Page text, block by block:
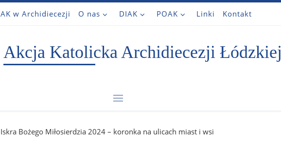
AK w Archidiecezji O nas DIAK POAK Linki Kontakt
Akcja Katolicka Archidiecezji Łódzkiej
Iskra Bożego Miłosierdzia 2024 – koronka na ulicach miast i wsi